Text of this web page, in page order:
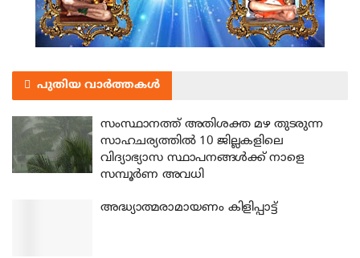
പുതിയ വാർത്തകൾ
സംസ്ഥാനത്ത് അതിശക്ത മഴ തുടരുന്ന
സാഹചര്യത്തിൽ 10 ജില്ലകളിലെ
വിദ്യാഭ്യാസ സ്ഥാപനങ്ങൾക്ക് നാളെ
സമ്പൂർണ അവധി
അദ്ധ്യാത്മരാമായണം കിളിപ്പാട്ട്